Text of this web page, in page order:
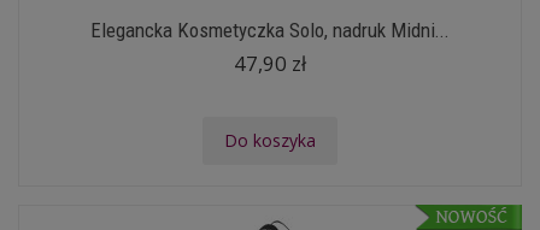
Elegancka Kosmetyczka Solo, nadruk Midni...
47,90 zł
Do koszyka